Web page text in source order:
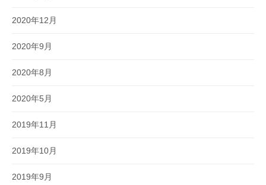
2020年12月
2020年9月
2020年8月
2020年5月
2019年11月
2019年10月
2019年9月